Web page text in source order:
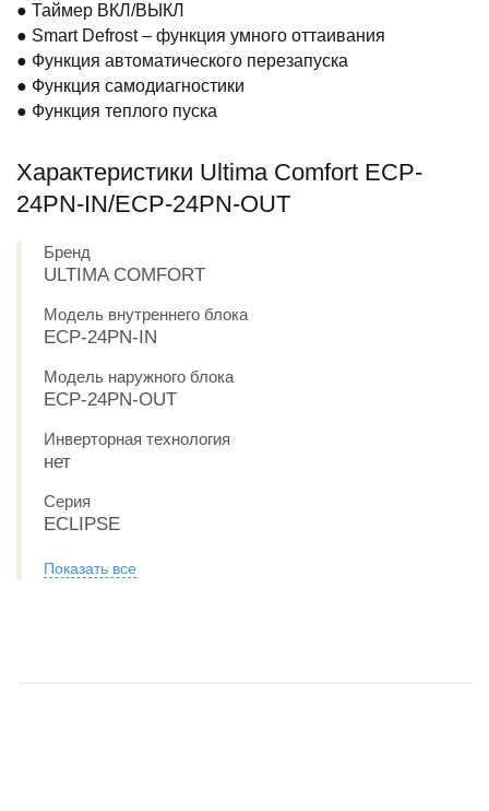
● Таймер ВКЛ/ВЫКЛ
● Smart Defrost – функция умного оттаивания
● Функция автоматического перезапуска
● Функция самодиагностики
● Функция теплого пуска
Характеристики Ultima Comfort ECP-
24PN-IN/ECP-24PN-OUT
Бренд
ULTIMA COMFORT
Модель внутреннего блока
ECP-24PN-IN
Модель наружного блока
ECP-24PN-OUT
Инверторная технология
нет
Серия
ECLIPSE
Показать все